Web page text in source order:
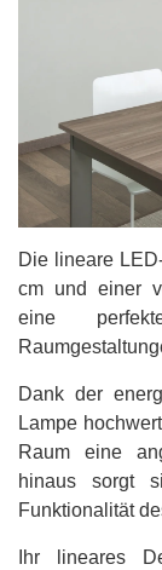
Die lineare
cm und einer
eine
Dank der
Lampe
Raum eine
hinaus sorgt
Funktionalität
Ihr lineares